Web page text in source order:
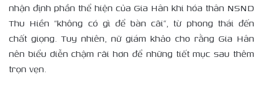
nhận định phần thể hiện của Gia Hân khi hóa thân NSND
Thu Hiền “không có gì để bàn cãi”, từ phong thái đến
chất giọng. Tuy nhiên, nữ giám khảo cho rằng Gia Hân
nên biểu diễn chậm rãi hơn để những tiết mục sau thêm
trọn vẹn.